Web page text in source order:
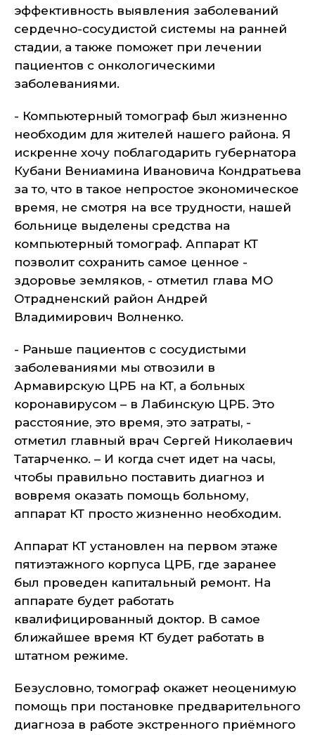
эффективность выявления заболеваний
сердечно-сосудистой системы на ранней
стадии, а также поможет при лечении
пациентов с онкологическими
заболеваниями.
- Компьютерный томограф был жизненно
необходим для жителей нашего района. Я
искренне хочу поблагодарить губернатора
Кубани Вениамина Ивановича Кондратьева
за то, что в такое непростое экономическое
время, не смотря на все трудности, нашей
больнице выделены средства на
компьютерный томограф. Аппарат КТ
позволит сохранить самое ценное -
здоровье земляков, - отметил глава МО
Отрадненский район Андрей
Владимирович Волненко.
- Раньше пациентов с сосудистыми
заболеваниями мы отвозили в
Армавирскую ЦРБ на КТ, а больных
коронавирусом – в Лабинскую ЦРБ. Это
расстояние, это время, это затраты, -
отметил главный врач Сергей Николаевич
Татарченко. – И когда счет идет на часы,
чтобы правильно поставить диагноз и
вовремя оказать помощь больному,
аппарат КТ просто жизненно необходим.
Аппарат КТ установлен на первом этаже
пятиэтажного корпуса ЦРБ, где заранее
был проведен капитальный ремонт. На
аппарате будет работать
квалифицированный доктор. В самое
ближайшее время КТ будет работать в
штатном режиме.
Безусловно, томограф окажет неоценимую
помощь при постановке предварительного
диагноза в работе экстренного приёмного